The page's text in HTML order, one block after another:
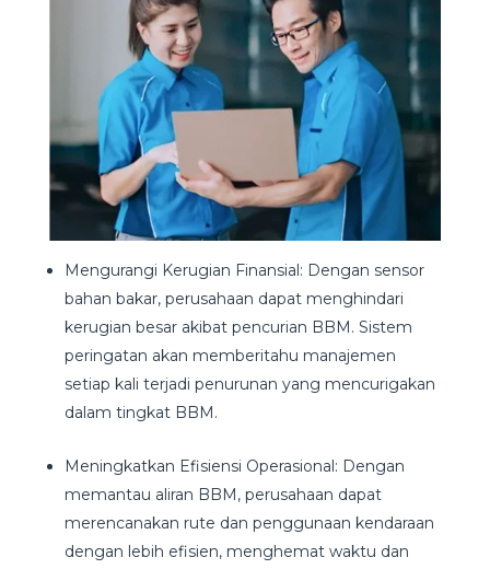
Mengurangi Kerugian Finansial: Dengan sensor
bahan bakar, perusahaan dapat menghindari
kerugian besar akibat pencurian BBM. Sistem
peringatan akan memberitahu manajemen
setiap kali terjadi penurunan yang mencurigakan
dalam tingkat BBM.
Meningkatkan Efisiensi Operasional: Dengan
memantau aliran BBM, perusahaan dapat
merencanakan rute dan penggunaan kendaraan
dengan lebih efisien, menghemat waktu dan